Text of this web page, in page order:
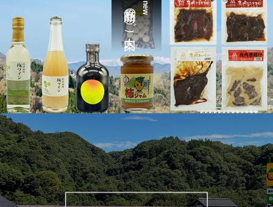
new
新商品のご案内